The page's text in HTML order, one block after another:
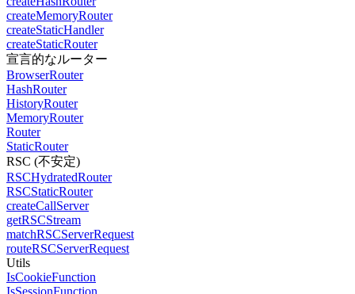
createMemoryRouter
createStaticHandler
createStaticRouter
宣言的なルーター
BrowserRouter
HashRouter
HistoryRouter
MemoryRouter
Router
StaticRouter
RSC (不安定)
RSCHydratedRouter
RSCStaticRouter
createCallServer
getRSCStream
matchRSCServerRequest
routeRSCServerRequest
Utils
IsCookieFunction
IsSessionFunction